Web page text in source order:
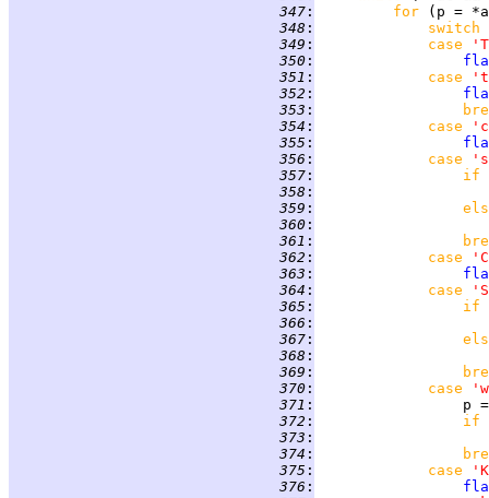
347 : for
(p =
348 :
switch
349 : case
350 :
351 : case
352 :
353 :
354 : case
355 :
356 : case
357 :
if
358 :
359 :
360 :
361 :
362 : case
363 :
364 : case
365 :
if
366 :
367 :
368 :
369 :
370 : case
371 :
p
372 :
if
373 :
374 :
375 : case
376 :